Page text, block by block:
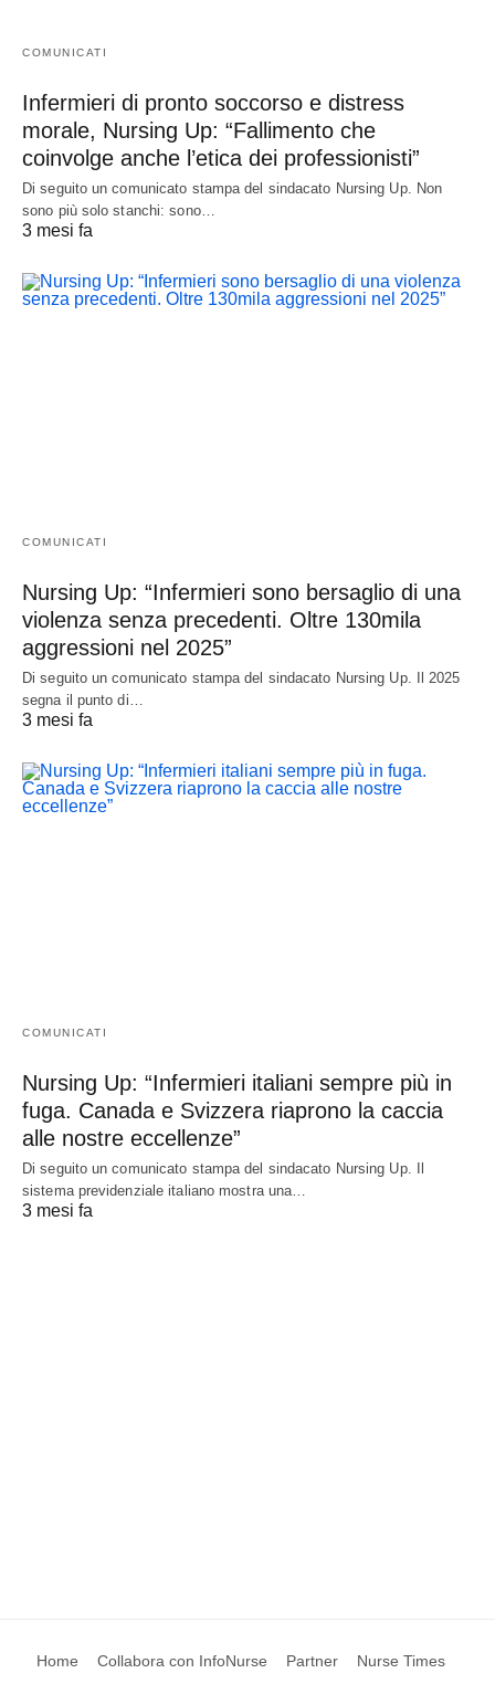
COMUNICATI
Infermieri di pronto soccorso e distress
morale, Nursing Up: “Fallimento che
coinvolge anche l’etica dei professionisti”
Di seguito un comunicato stampa del sindacato Nursing Up. Non
sono più solo stanchi: sono…
3 mesi fa
COMUNICATI
Nursing Up: “Infermieri sono bersaglio di una
violenza senza precedenti. Oltre 130mila
aggressioni nel 2025”
Di seguito un comunicato stampa del sindacato Nursing Up. Il 2025
segna il punto di…
3 mesi fa
COMUNICATI
Nursing Up: “Infermieri italiani sempre più in
fuga. Canada e Svizzera riaprono la caccia
alle nostre eccellenze”
Di seguito un comunicato stampa del sindacato Nursing Up. Il
sistema previdenziale italiano mostra una…
3 mesi fa
Home Collabora con InfoNurse Partner Nurse Times